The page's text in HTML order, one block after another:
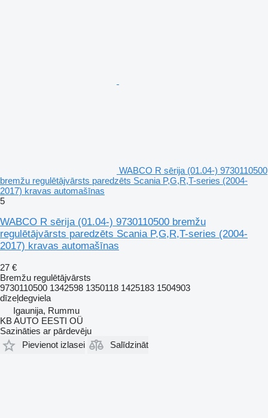
WABCO R sērija (01.04-) 9730110500
bremžu regulētājvārsts paredzēts Scania P,G,R,T-series (2004-
2017) kravas automašīnas
5
WABCO R sērija (01.04-) 9730110500 bremžu
regulētājvārsts paredzēts Scania P,G,R,T-series (2004-
2017) kravas automašīnas
27 €
Bremžu regulētājvārsts
9730110500 1342598 1350118 1425183 1504903
dīzeļdegviela
Igaunija, Rummu
KB AUTO EESTI OÜ
Sazināties ar pārdevēju
Pievienot izlasei
Salīdzināt